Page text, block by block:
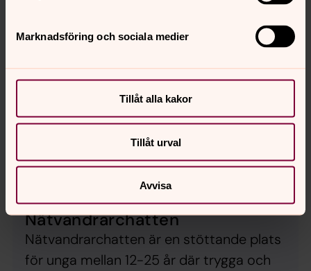
Marknadsföring och sociala medier
Tillåt alla kakor
Tillåt urval
Avvisa
Nätvandrarchatten
Nätvandrarchatten är en stöttande plats
för unga mellan 12-25 år där trygga och